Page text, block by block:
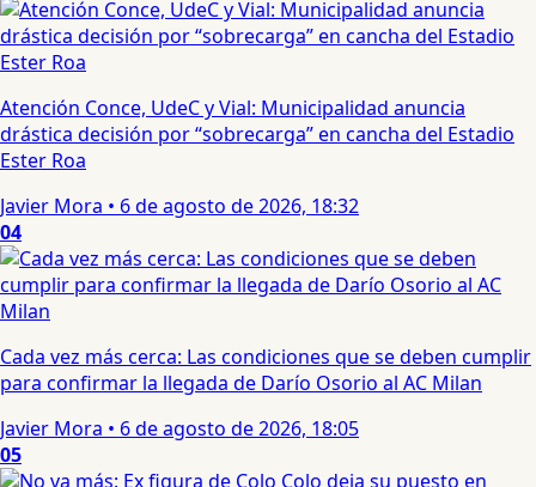
Atención Conce, UdeC y Vial: Municipalidad anuncia
drástica decisión por “sobrecarga” en cancha del Estadio
Ester Roa
Javier Mora • 6 de agosto de 2026, 18:32
04
Cada vez más cerca: Las condiciones que se deben cumplir
para confirmar la llegada de Darío Osorio al AC Milan
Javier Mora • 6 de agosto de 2026, 18:05
05